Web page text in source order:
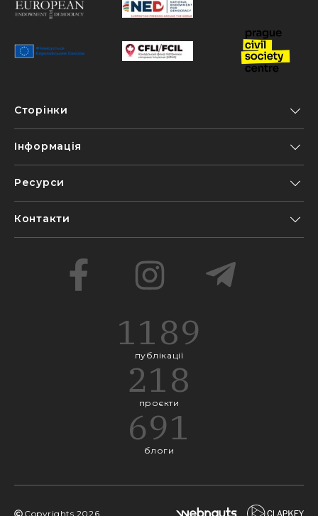
Сторінки
Інформація
Ресурси
Контакти
1189
публікації
218
проєкти
691
блоги
Copyrights 2026